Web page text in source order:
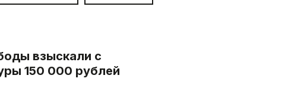
взыскали с
150 000 рублей